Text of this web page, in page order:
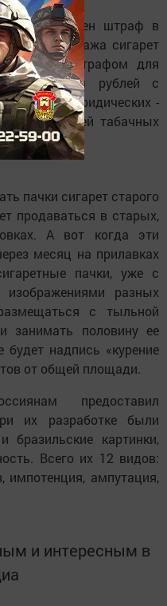
введен штраф в
Продажа сигарет
караться штрафом для
10 тысяч рублей с
для юридических -
табачных
пачки сигарет старого
продаваться в старых,
А вот когда эти
месяц на прилавках
пачки, уже с
разных
с тыльной
занимать половину ее
надпись «курение
от общей площади.
предоставил
их разработке были
бразильские картинки,
Всего их 12 видов:
импотенция, ампутация,
и интересным в